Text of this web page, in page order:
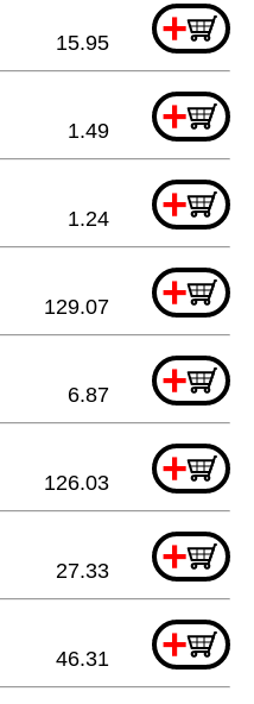
+
15.95
+
1.49
+
1.24
+
129.07
+
6.87
+
126.03
+
27.33
+
46.31